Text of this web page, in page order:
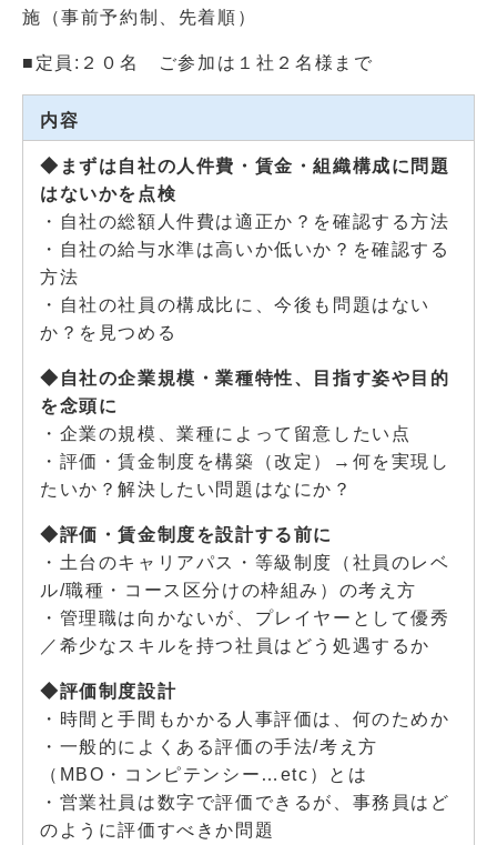
施（事前予約制、先着順）
■定員:２０名 ご参加は１社２名様まで
内容
◆まずは自社の人件費・賃金・組織構成に問題
はないかを点検
・自社の総額人件費は適正か？を確認する方法
・自社の給与水準は高いか低いか？を確認する
方法
・自社の社員の構成比に、今後も問題はない
か？を見つめる
◆自社の企業規模・業種特性、目指す姿や目的
を念頭に
・企業の規模、業種によって留意したい点
・評価・賃金制度を構築（改定）→何を実現し
たいか？解決したい問題はなにか？
◆評価・賃金制度を設計する前に
・土台のキャリアパス・等級制度（社員のレベ
ル/職種・コース区分けの枠組み）の考え方
・管理職は向かないが、プレイヤーとして優秀
／希少なスキルを持つ社員はどう処遇するか
◆評価制度設計
・時間と手間もかかる人事評価は、何のためか
・一般的によくある評価の手法/考え方
（MBO・コンピテンシー…etc）とは
・営業社員は数字で評価できるが、事務員はど
のように評価すべきか問題